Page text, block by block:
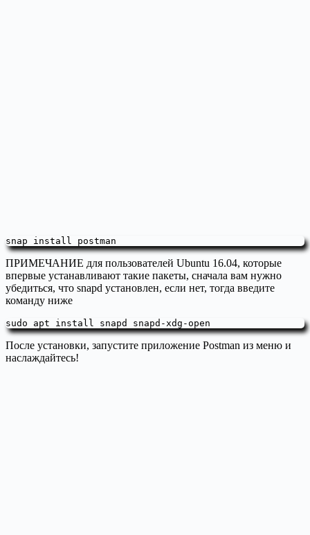
snap install postman
ПРИМЕЧАНИЕ для пользователей Ubuntu 16.04, которые
впервые устанавливают такие пакеты, сначала вам нужно
убедиться, что snapd установлен, если нет, тогда введите
команду ниже
sudo apt install snapd snapd-xdg-open
После установки, запустите приложение Postman из меню и
наслаждайтесь!